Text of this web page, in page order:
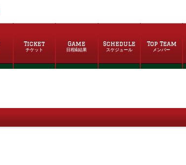
Ticket
チケット
Game
日程&結果
Schedule
スケジュール
Top Team
メンバー